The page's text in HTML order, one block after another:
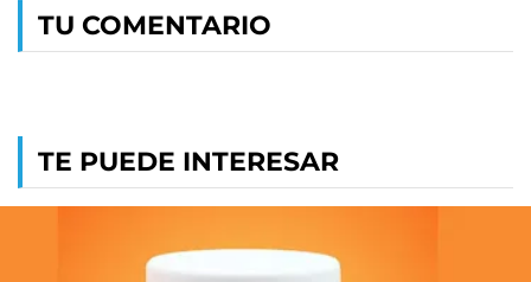
TU COMENTARIO
TE PUEDE INTERESAR